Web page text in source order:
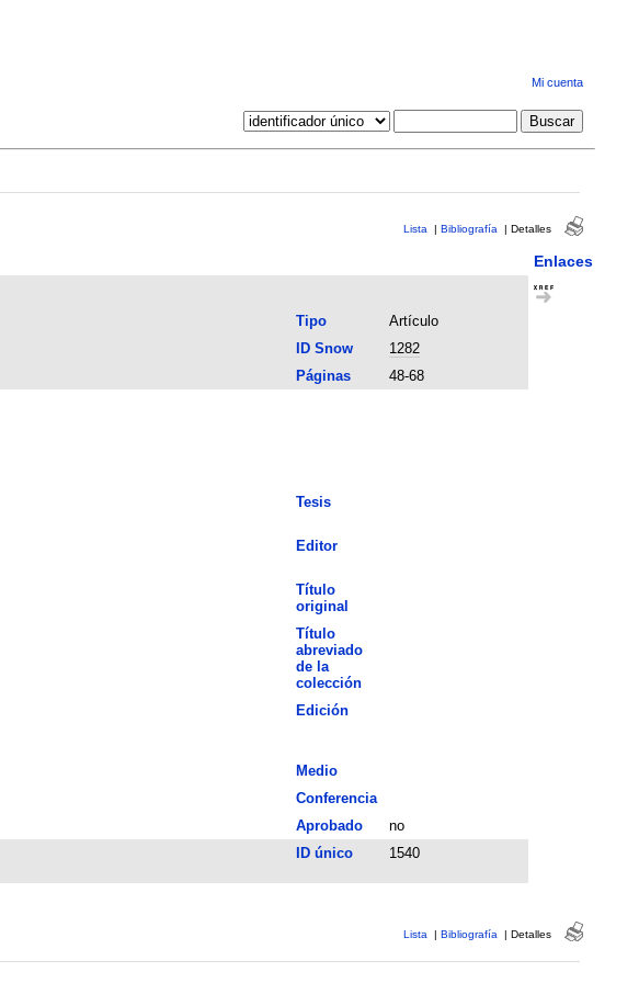
Mi cuenta
Lista | Bibliografía | Detalles
Enlaces
Tipo
Artículo
ID Snow
1282
Páginas
48-68
Tesis
Editor
Título
original
Título
abreviado
de la
colección
Edición
Medio
Conferencia
Aprobado
no
ID único 1540
Lista | Bibliografía | Detalles